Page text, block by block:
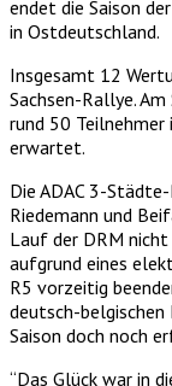
endet die Saison
in Ostdeutschland.
Insgesamt 12
Sachsen-Rallye.
rund 50
erwartet.
Die ADAC 3-
Riedemann und
Lauf der DRM
aufgrund eines
R5 vorzeitig
deutsch-belgischen
Saison doch noch
“Das Glück war in